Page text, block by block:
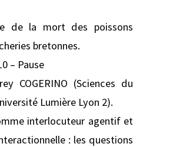
de la mort des poissons
bretonnes.
– Pause
COGERINO (Sciences du
Lumière Lyon 2).
interlocuteur agentif et
: les questions